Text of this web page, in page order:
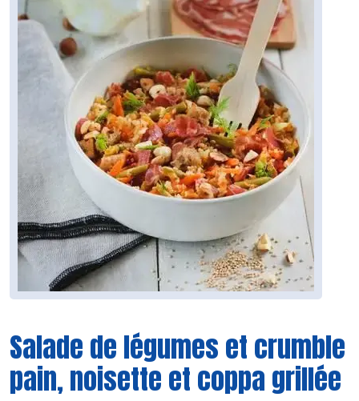
Salade de légumes et crumble
pain, noisette et coppa grillée